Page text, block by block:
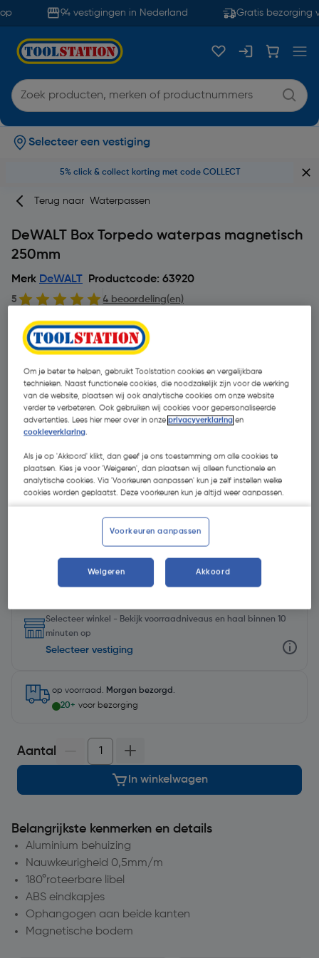
94 vestigingen in Nederland Gratis bezorging
Selecteer een vestiging
5% click & collect korting met code COLLECT
Terug naar Waterpassen
DeWALT Box Torpedo waterpas magnetisch
250mm
Merk DeWALT Productcode: 63920
5 4 beoordeling(en)
€ 30,29 | Excl. btw € 25,03
Selecteer winkel - Bekijk voorraadniveaus en haal binnen 10
minuten op
Selecteer vestiging
op voorraad. Morgen bezorgd .
20+ voor bezorging
Aantal
In winkelwagen
Belangrijkste kenmerken en details
Aluminium behuizing
Nauwkeurigheid 0,5mm/m
180°roteerbare libel
ABS eindkapjes
Ophangogen aan beide kanten
Magnetische bodem
Om je beter te helpen, gebruikt Toolstation cookies en vergelijkbare
technieken. Naast functionele cookies, die noodzakelijk zijn voor de werking
van de website, plaatsen wij ook analytische cookies om onze website
verder te verbeteren. Ook gebruiken wij cookies voor gepersonaliseerde
advertenties. Lees hier meer over in onzeprivacyverklaring en
cookieverklaring.
Als je op 'Akkoord' klikt, dan geef je ons toestemming om alle cookies te
plaatsen. Kies je voor 'Weigeren', dan plaatsen wij alleen functionele en
analytische cookies. Via 'Voorkeuren aanpassen' kun je zelf instellen welke
cookies worden geplaatst. Deze voorkeuren kun je altijd weer aanpassen.
Voorkeuren aanpassen
Weigeren Akkoord